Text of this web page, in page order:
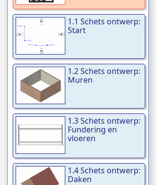
1.1 Schets ontwerp:
Start
1.2 Schets ontwerp:
Muren
1.3 Schets ontwerp:
Fundering en
vloeren
1.4 Schets ontwerp:
Daken